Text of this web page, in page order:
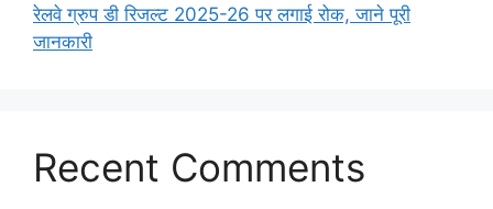
रेलवे ग्रुप डी रिजल्ट 2025-26 पर लगाई रोक, जाने पूरी
जानकारी
Recent Comments